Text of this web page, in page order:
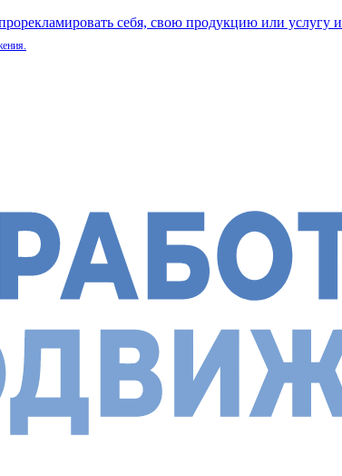
себя, свою продукцию или услугу и